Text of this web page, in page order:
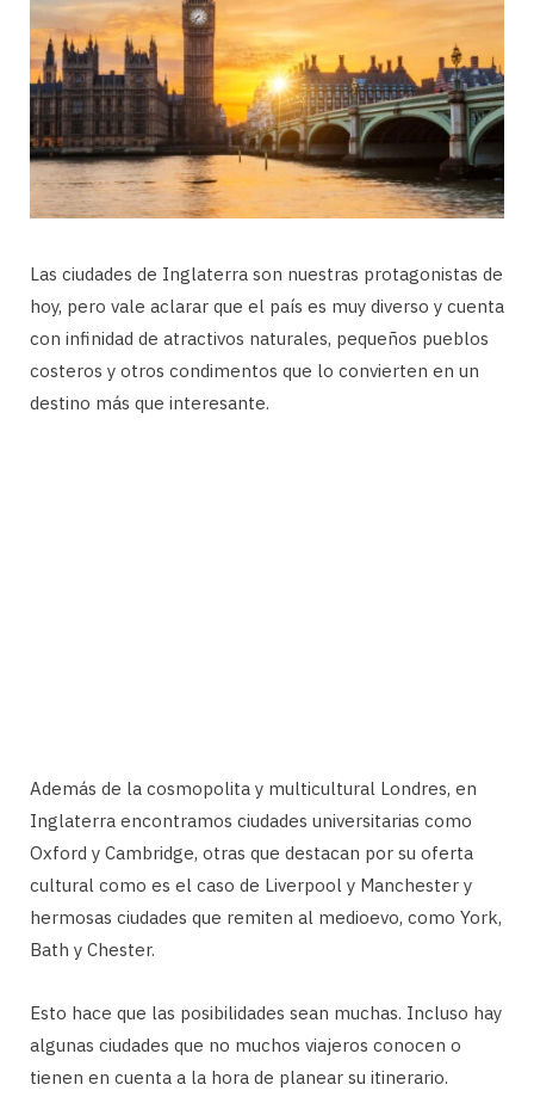
Las ciudades de Inglaterra son nuestras protagonistas de
hoy, pero vale aclarar que el país es muy diverso y cuenta
con infinidad de atractivos naturales, pequeños pueblos
costeros y otros condimentos que lo convierten en un
destino más que interesante.
Además de la cosmopolita y multicultural Londres, en
Inglaterra encontramos ciudades universitarias como
Oxford y Cambridge, otras que destacan por su oferta
cultural como es el caso de Liverpool y Manchester y
hermosas ciudades que remiten al medioevo, como York,
Bath y Chester.
Esto hace que las posibilidades sean muchas. Incluso hay
algunas ciudades que no muchos viajeros conocen o
tienen en cuenta a la hora de planear su itinerario.